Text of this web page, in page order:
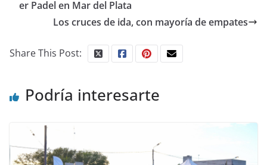
er Padel en Mar del Plata
Los cruces de ida, con mayoría de empates
Share This Post:
Podría interesarte